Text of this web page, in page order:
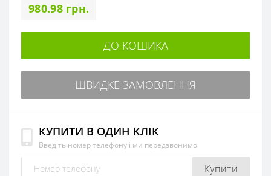
980.98 грн.
ДО КОШИКА
ШВИДКЕ ЗАМОВЛЕННЯ
КУПИТИ В ОДИН КЛІК
Введіть номер телефону і ми передзвонимо
Купити